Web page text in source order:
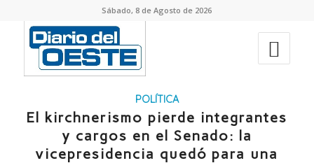
Sábado, 8 de Agosto de 2026
POLÍTICA
El kirchnerismo pierde integrantes
y cargos en el Senado: la
vicepresidencia quedó para una